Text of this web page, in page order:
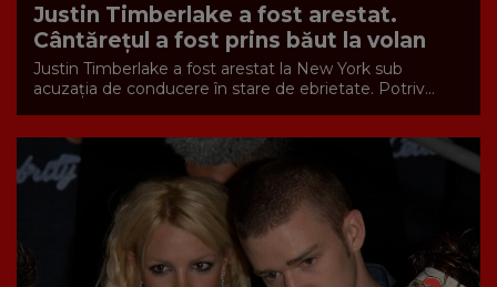
Justin Timberlake a fost arestat.
Cântărețul a fost prins băut la volan
Justin Timberlake a fost arestat la New York sub
acuzația de conducere în stare de ebrietate. Potriv...